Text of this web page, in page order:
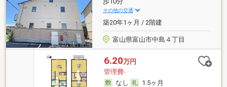
その他の交通
築20年1ヶ月 / 2階建
富山県富山市中島４丁目
6.20万円
管理費-
なし
1.5ヶ月